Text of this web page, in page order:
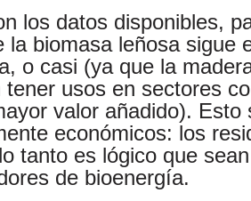
los datos disponibles,
la biomasa leñosa sigue
o casi (ya que la
tener usos en sectores
valor añadido). Esto
económicos: los
tanto es lógico que
de bioenergía.